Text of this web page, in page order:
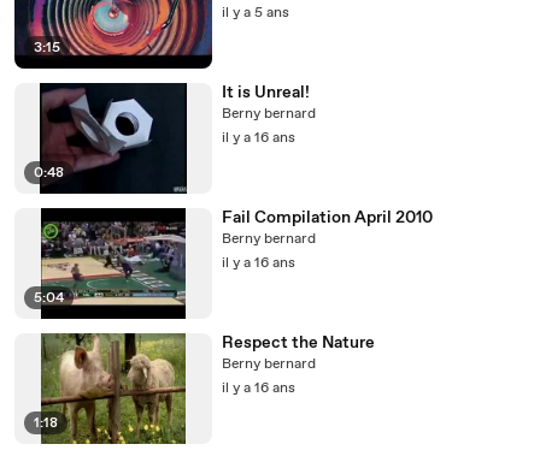
3:15
il y a 5 ans
0:48
It is Unreal!
Berny bernard
il y a 16 ans
5:04
Fail Compilation April 2010
Berny bernard
il y a 16 ans
1:18
Respect the Nature
Berny bernard
il y a 16 ans